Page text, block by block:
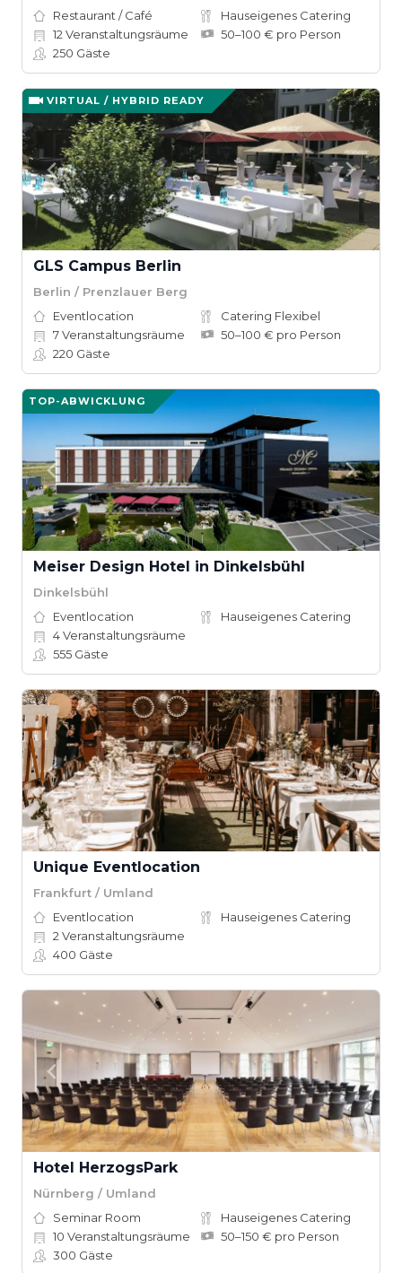
Restaurant / Café
Hauseigenes Catering
12 Veranstaltungsräume
50–100 € pro Person
250 Gäste
VIRTUAL / HYBRID READY
GLS Campus Berlin
Berlin / Prenzlauer Berg
Eventlocation
Catering Flexibel
7Veranstaltungsräume
50–100 € pro Person
220 Gäste
TOP-ABWICKLUNG
Meiser Design Hotel in Dinkelsbühl
Dinkelsbühl
Eventlocation
Hauseigenes Catering
4Veranstaltungsräume
555 Gäste
Unique Eventlocation
Frankfurt / Umland
Eventlocation
Hauseigenes Catering
2 Veranstaltungsräume
400 Gäste
Hotel HerzogsPark
Nürnberg / Umland
Seminar Room
Hauseigenes Catering
10 Veranstaltungsräume
50–150 € pro Person
300 Gäste